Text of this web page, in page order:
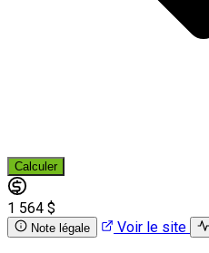
Calculer
1 564 $
Note légale Voir le site